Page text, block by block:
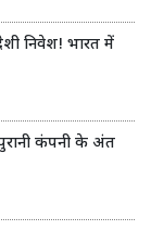
निवेश! भारत में
कंपनी के अंत